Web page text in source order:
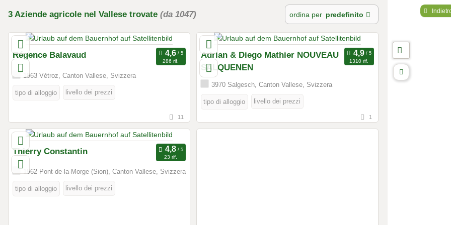
3 Aziende agricole nel Vallese trovate (da 1047) ordina per predefinito
Régence Balavaud
286 rif.
1963 Vétroz, Canton Vallese, Svizzera
tipo di alloggio livello dei prezzi
11
Adrian & Diego Mathier NOUVEAU
SALQUENEN
1310 rif.
3970 Salgesch, Canton Vallese, Svizzera
tipo di alloggio livello dei prezzi
1
Thierry Constantin
23 rif.
1962 Pont-de-la-Morge (Sion), Canton Vallese, Svizzera
tipo di alloggio livello dei prezzi